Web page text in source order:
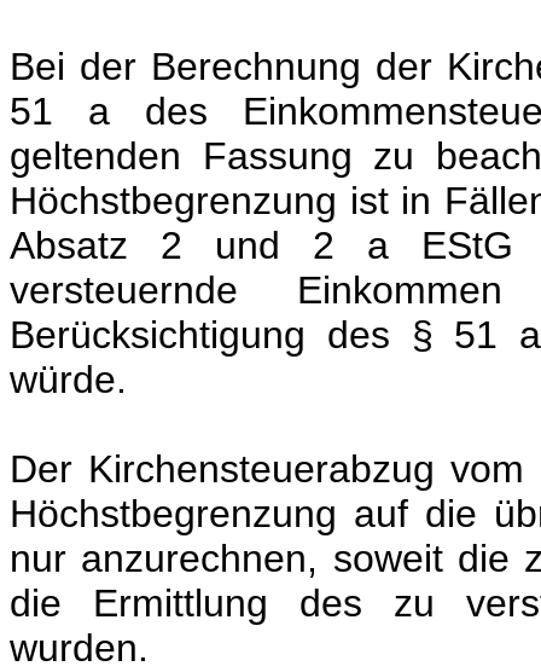
Bei der Berechnung der
51 a des
geltenden Fassung zu
Höchstbegrenzung ist in
Absatz 2 und 2 a EStG
versteuernde
Berücksichtigung des § 51
würde.
Der Kirchensteuerabzug
Höchstbegrenzung auf die
nur anzurechnen, soweit die
die Ermittlung des zu
wurden.